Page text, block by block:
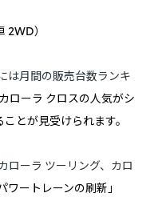
）
は月間の販売台数ランキ
カローラ クロスの人気がシ
とが見受けられます。
ローラ ツーリング、カロ
ートレーンの刷新」